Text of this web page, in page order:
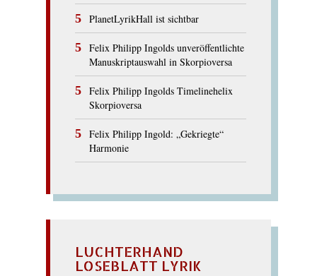
PlanetLyrikHall ist sichtbar
Felix Philipp Ingolds unveröffentlichte
Manuskriptauswahl in Skorpioversa
Felix Philipp Ingolds Timelinehelix
Skorpioversa
Felix Philipp Ingold: „Gekriegte“
Harmonie
LUCHTERHAND
LOSEBLATT LYRIK